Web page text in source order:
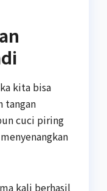
kita bisa
tangan
cuci piring
kali berhasil